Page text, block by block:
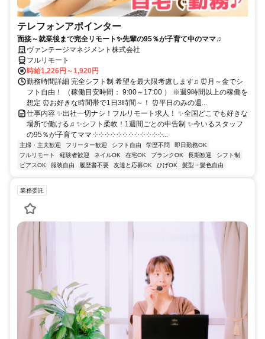
テレフォンアポインター
面接～就業後まで完全リモート✨先輩の95％が子育て中のママ♫
ヴァンテージマネジメント株式会社
フルリモート
時給1,226円～1,920円
勤務時間詳細 完全シフト制 希望を最大限考慮します♫ ⏰月～金でシ
フト自由！ （稼働目安時間： 9:00～17:00 ） ※週9時間以上の稼働を
想定 ⏰お好きな時間帯で1日3時間～！ ⏰平日のみの週...
仕事内容 ✨出社一切ナシ！フルリモート求人！ ✨全国どこでも好きな
場所で働ける♫ ✨シフト柔軟！1週間ごとの申告制 ✨今いるスタッフ
の95％が子育てママ ༶ ༶ ༶ ༶ ༶ ༶ ༶ ༶ ༶ ༶ ༶ ༶...
主婦・主夫歓迎 フリーター歓迎 シフト自由 学歴不問
即日勤務OK
フルリモート
経験者歓迎 ネイルOK 在宅OK ブランクOK 長期歓迎
シフト制
ピアスOK
服装自由 履歴書不要 友達と応募OK ひげOK 髪型・髪色自由
業務委託